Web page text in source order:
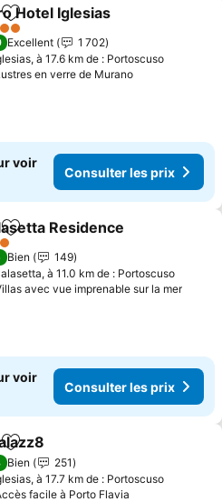
Ajouter à mes favoris
Hotel Iglesias
Excellent
1 702
à 17.6 km de : Portoscuso
en verre de MuranoConsulter
voir
Consulter les prix
Ajouter à mes favoris
Residence
Bien
149
à 11.0 km de : Portoscuso
avec vue imprenable sur la mer
voir
Consulter les prix
Ajouter à mes favoris
Bien
251
à 17.7 km de : Portoscuso
facile à Porto Flavia